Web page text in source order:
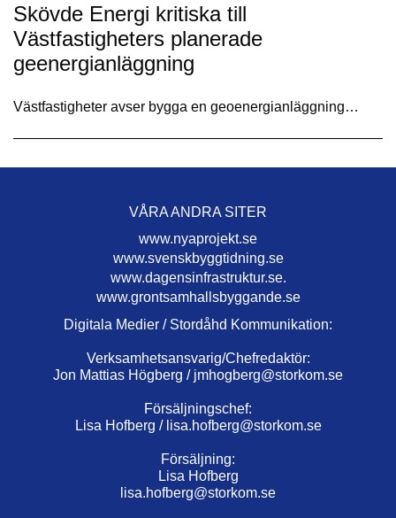
Skövde Energi kritiska till
Västfastigheters planerade
geenergianläggning
Västfastigheter avser bygga en geoenergianläggning…
VÅRA ANDRA SITER
www.nyaprojekt.se
www.svenskbyggtidning.se
www.dagensinfrastruktur.se.
www.grontsamhallsbyggande.se
Digitala Medier / Stordåhd Kommunikation:
Verksamhetsansvarig/Chefredaktör:
Jon Mattias Högberg / jmhogberg@storkom.se
Försäljningschef:
Lisa Hofberg / lisa.hofberg@storkom.se
Försäljning:
Lisa Hofberg
lisa.hofberg@storkom.se